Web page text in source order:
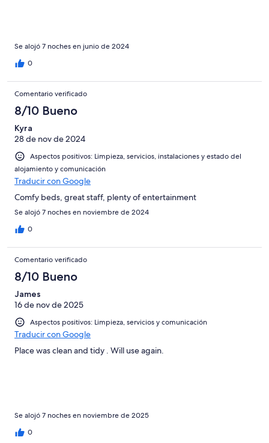
Se alojó 7 noches en junio de 2024
0
Comentario verificado
8/10 Bueno
Kyra
28 de nov de 2024
Aspectos positivos: Limpieza, servicios, instalaciones y estado del
alojamiento y comunicación
Traducir con Google
Comfy beds, great staff, plenty of entertainment
Se alojó 7 noches en noviembre de 2024
0
Comentario verificado
8/10 Bueno
James
16 de nov de 2025
Aspectos positivos: Limpieza, servicios y comunicación
Traducir con Google
Place was clean and tidy . Will use again.
Se alojó 7 noches en noviembre de 2025
0